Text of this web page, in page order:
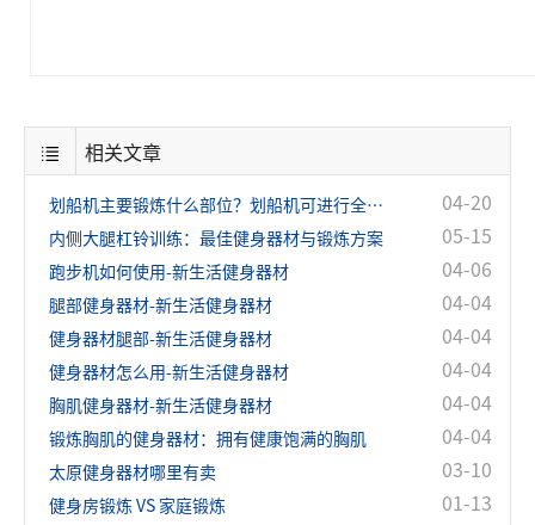
相关文章
04-20
划船机主要锻炼什么部位？划船机可进行全身锻炼！
05-15
内侧大腿杠铃训练：最佳健身器材与锻炼方案
04-06
跑步机如何使用-新生活健身器材
04-04
腿部健身器材-新生活健身器材
04-04
健身器材腿部-新生活健身器材
04-04
健身器材怎么用-新生活健身器材
04-04
胸肌健身器材-新生活健身器材
04-04
锻炼胸肌的健身器材：拥有健康饱满的胸肌
03-10
太原健身器材哪里有卖
01-13
健身房锻炼 VS 家庭锻炼